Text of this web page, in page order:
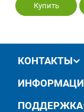
Купить
КОНТАКТЫ
ПОДДЕРЖКА